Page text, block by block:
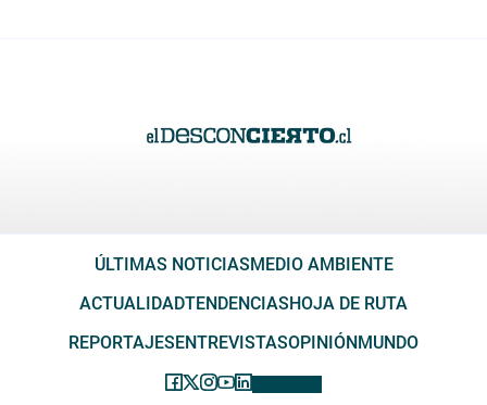
ÚLTIMAS NOTICIASMEDIO AMBIENTE
ACTUALIDADTENDENCIASHOJA DE RUTA
REPORTAJESENTREVISTASOPINIÓNMUNDO